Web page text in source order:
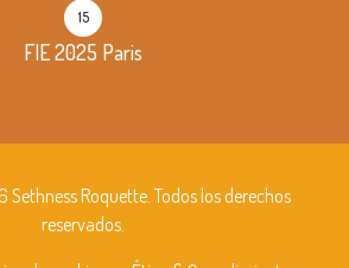
FIE 2025 Paris
15
Roquette. Todos los derechos
reservados.